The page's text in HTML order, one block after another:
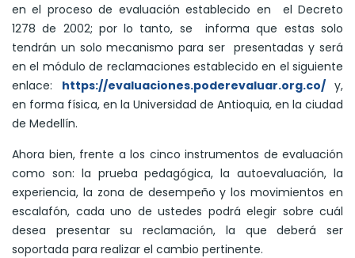
en el proceso de evaluación establecido en el Decreto
1278 de 2002; por lo tanto, se informa que estas solo
tendrán un solo mecanismo para ser presentadas y será
en el módulo de reclamaciones establecido en el siguiente
enlace: https://evaluaciones.poderevaluar.org.co/y,
en forma física, en la Universidad de Antioquia, en la ciudad
de Medellín.
Ahora bien, frente a los cinco instrumentos de evaluación
como son: la prueba pedagógica, la autoevaluación, la
experiencia, la zona de desempeño y los movimientos en
escalafón, cada uno de ustedes podrá elegir sobre cuál
desea presentar su reclamación, la que deberá ser
soportada para realizar el cambio pertinente.